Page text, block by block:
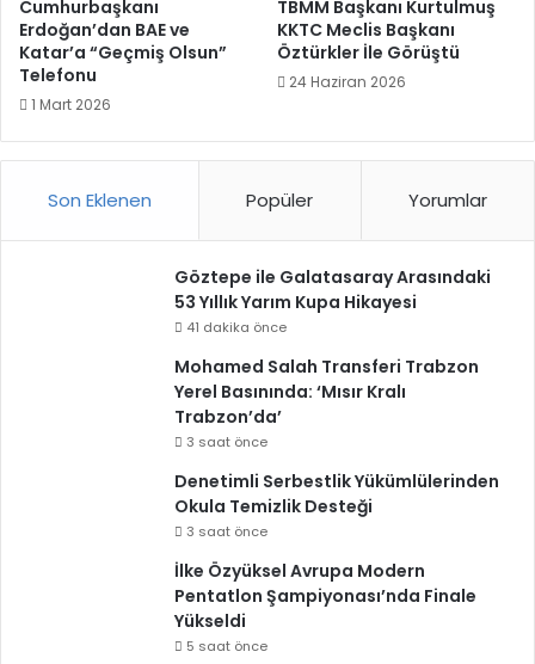
Cumhurbaşkanı
Erdoğan’dan BAE ve
Katar’a “Geçmiş Olsun”
Telefonu
1 Mart 2026
TBMM Başkanı Kurtulmuş
KKTC Meclis Başkanı
Öztürkler İle Görüştü
24 Haziran 2026
Son Eklenen Popüler Yorumlar
Göztepe ile Galatasaray Arasındaki
53 Yıllık Yarım Kupa Hikayesi
41 dakika önce
Mohamed Salah Transferi Trabzon
Yerel Basınında: ‘Mısır Kralı
Trabzon’da’
3 saat önce
Denetimli Serbestlik Yükümlülerinden
Okula Temizlik Desteği
3 saat önce
İlke Özyüksel Avrupa Modern
Pentatlon Şampiyonası’nda Finale
Yükseldi
5 saat önce